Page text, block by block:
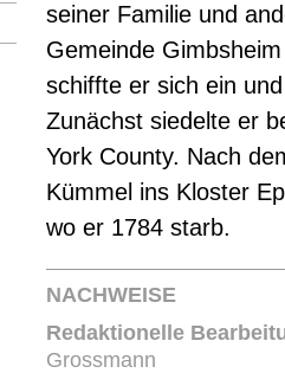
seiner Familie und
Gemeinde
schiffte er sich ein
Zunächst siedelte er
York County. Nach
Kümmel ins Kloster
wo er 1784 starb.
NACHWEISE
Redaktionelle
Grossmann